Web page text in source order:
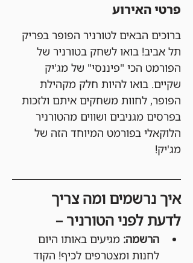
פרטי האירוע
ברוכים הבאים לטורניר הפופר בפריק
תל אביב! בואו לשחק בטורניר של
הפורמט הכי "פיננסי" של מג'יק
שקיים. בואו להיות חלק מקהילת
הפופר, לחוות משחקים איתם ולזכות
בפרסים מגניבים ושווים מהטורניר
הלוקאלי בפורמט המיוחד הזה של
מג'יק!
איך נרשמים ומה צריך
לדעת לפני הטורניר –
הרשמה: מגיעים באותו היום
לחנות ומצטרפים לכיף! הקוד